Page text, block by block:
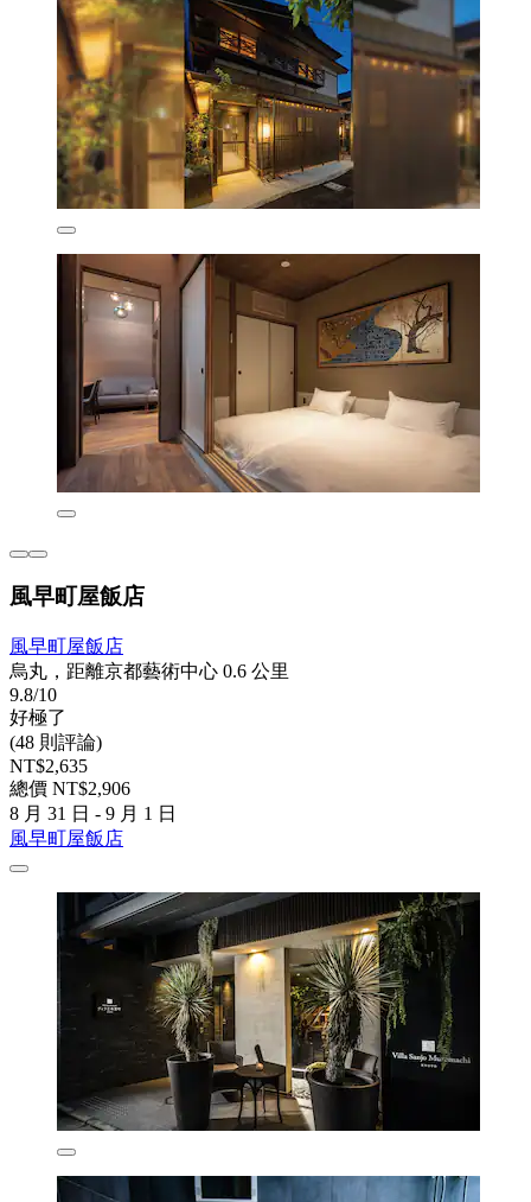
風早町屋飯店
風早町屋飯店
烏丸，距離京都藝術中心 0.6 公里
9.8/10
好極了
(48 則評論)
NT$2,635
總價 NT$2,906
8 月 31 日 - 9 月 1 日
風早町屋飯店